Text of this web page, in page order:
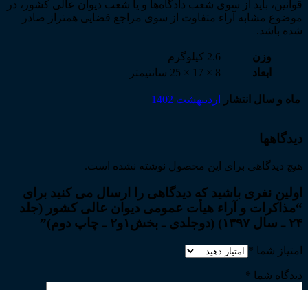
قوانین، باید از سوی شعب دادگاه‌ها و یا شعب دیوان عالی کشور، در
موضوع مشابه آراء متفاوت از سوی مراجع قضایی همتراز صادر
شده باشد.
وزن
2.6 کیلوگرم
ابعاد
8 × 17 × 25 سانتیمتر
ماه و سال انتشار اردیبهشت 1402
دیدگاهها
هیچ دیدگاهی برای این محصول نوشته نشده است.
اولین نفری باشید که دیدگاهی را ارسال می کنید برای
“مذاکرات و آراء هیأت عمومی دیوان عالی کشور (جلد
۲۴ ـ سال ۱۳۹۷) (دوجلدی ـ بخش۱و۲ ـ چاپ دوم)”
امتیاز شما *
دیدگاه شما *